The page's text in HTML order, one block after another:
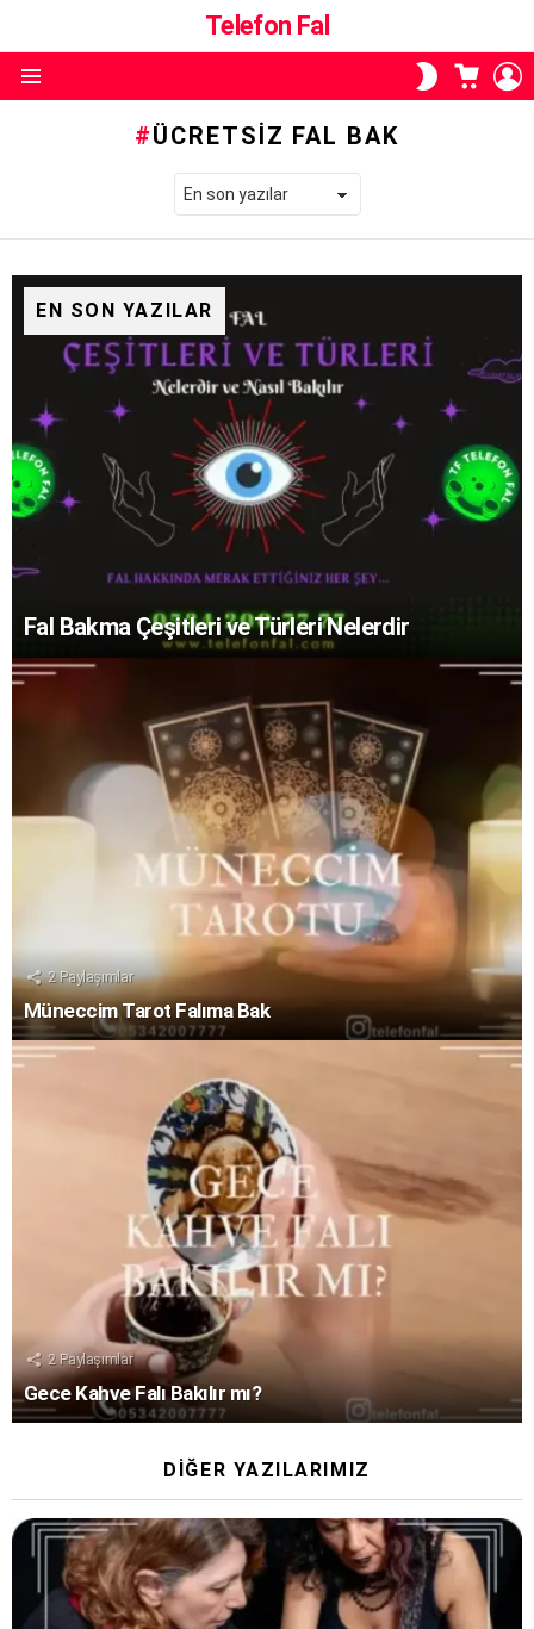
Telefon Fal
SKIN
ANAHTARI
SEPETI
ÜCRETSIZ FAL BAK
EN SON YAZILAR
Fal Bakma Çeşitleri ve Türleri Nelerdir
2 Paylaşımlar
Müneccim Tarot Falıma Bak
2 Paylaşımlar
Gece Kahve Falı Bakılır mı?
DIĞER YAZILARIMIZ